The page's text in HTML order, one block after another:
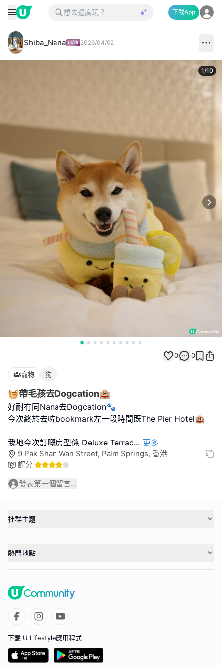
下載App
Shiba_Nana 2026/04/02
1/10
0 0
寵物 狗
🧺帶毛孩去Dogcation🏨
好耐冇同Nana去Dogcation🐾
今次終於去咗bookmark左一段時間既The Pier Hotel🏨
我地今次訂嘅房型係 Deluxe Terrac... 更多
9 Pak Shan Wan Street, Palm Springs, 香港
評分
發表第一個留言...
社群主題
熱門地點
下載 U Lifestyle應用程式